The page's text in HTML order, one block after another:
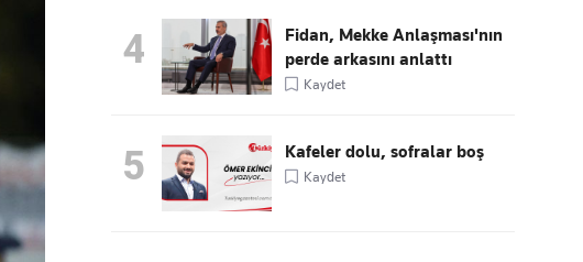
4
Fidan, Mekke Anlaşması'nın
perde arkasını anlattı
Kaydet
5 Kafeler dolu, sofralar boş
Kaydet